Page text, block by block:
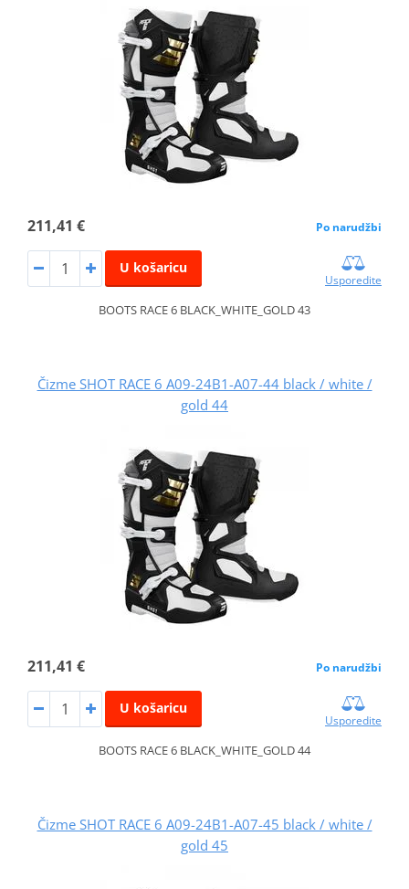
211,41 € Po narudžbi
U košaricu
Usporedite
BOOTS RACE 6 BLACK_WHITE_GOLD 43
Čizme SHOT RACE 6 A09-24B1-A07-44 black / white /
gold 44
211,41 € Po narudžbi
U košaricu
Usporedite
BOOTS RACE 6 BLACK_WHITE_GOLD 44
Čizme SHOT RACE 6 A09-24B1-A07-45 black / white /
gold 45